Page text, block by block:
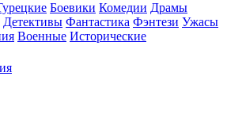
Боевики Комедии Драмы
Детективы Фантастика Фэнтези Ужасы
Военные Исторические